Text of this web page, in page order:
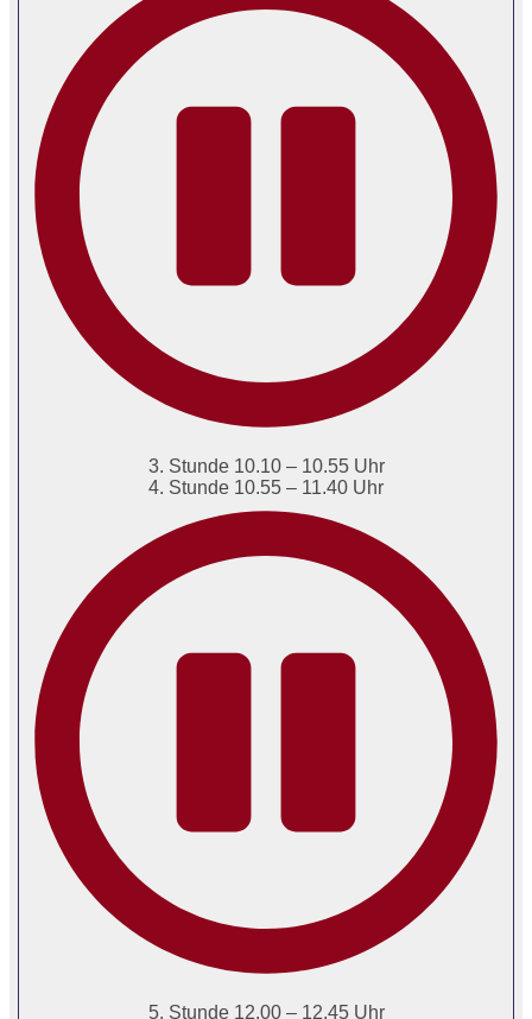
3. Stunde 10.10 – 10.55 Uhr
4. Stunde 10.55 – 11.40 Uhr
5. Stunde 12.00 – 12.45 Uhr